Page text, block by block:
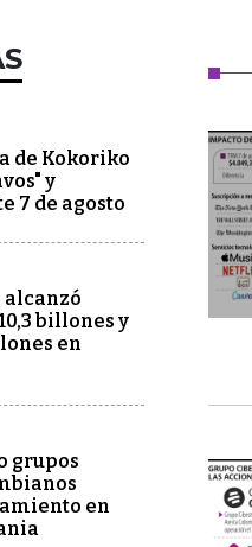
de Kokoriko
y
7 de agosto
alcanzó
billones y
en
grupos
en